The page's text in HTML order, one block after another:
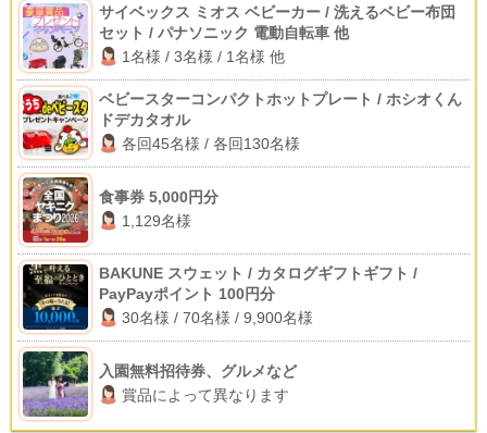
サイベックス ミオス ベビーカー / 洗えるベビー布団
セット / パナソニック 電動自転車 他
1名様 / 3名様 / 1名様 他
ベビースターコンパクトホットプレート / ホシオくん
ドデカタオル
各回45名様 / 各回130名様
食事券 5,000円分
1,129名様
BAKUNE スウェット / カタログギフトギフト /
PayPayポイント 100円分
30名様 / 70名様 / 9,900名様
入園無料招待券、グルメなど
賞品によって異なります